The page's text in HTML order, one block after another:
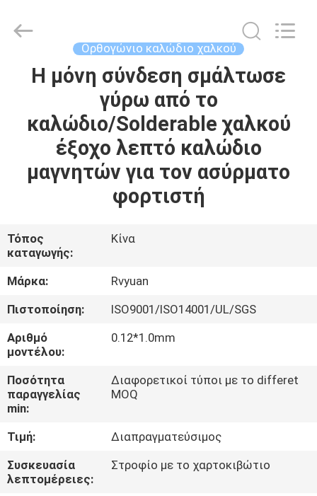
ΣΠΊΤΙ
ΠΡΟΪΌΝΤΑ
ΒΊΝΤΕΟ
ΕΜΕΊΣ
ΓΎΡΟΣ
ΕΡΓΟΣΤΑΣΊΩΝ
ΠΟΙΟΤΙΚΌΣ
ΈΛΕΓΧΟΣ
ΜΑΣ
ΕΛΆΤΕ
ΣΕ
ΕΠΑΦΉ
Material
Co,.Ltd.
Ορθογώνιο καλώδιο χαλκού
Η μόνη σύνδεση σμάλτωσε
γύρω από το
καλώδιο/Solderable χαλκού
έξοχο λεπτό καλώδιο
μαγνητών για τον ασύρματο
φορτιστή
Τόπος
καταγωγής:
Κίνα
Μάρκα:
Rvyuan
Πιστοποίηση:
ISO9001/ISO14001/UL/SGS
Αριθμό
μοντέλου:
0.12*1.0mm
Ποσότητα
παραγγελίας
min:
Διαφορετικοί τύποι με το differet
MOQ
Τιμή:
Διαπραγματεύσιμος
Συσκευασία
λεπτομέρειες:
Στροφίο με το χαρτοκιβώτιο